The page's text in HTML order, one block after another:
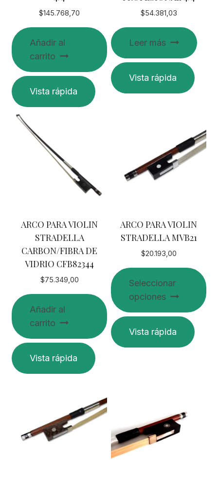
producto
$145.768,70
Añadir al
carrito
Vista rápida
$54.381,03
Leer más
Vista rápida
ARCO PARA VIOLIN
STRADELLA
CARBON/FIBRA DE
VIDRIO CFB82344
$75.349,00
Añadir al
carrito
Vista rápida
ARCO PARA VIOLIN
STRADELLA MVB21
$20.193,00
Seleccionar
opciones
Este
producto
tiene
pueden
elegir
en
Vista rápida